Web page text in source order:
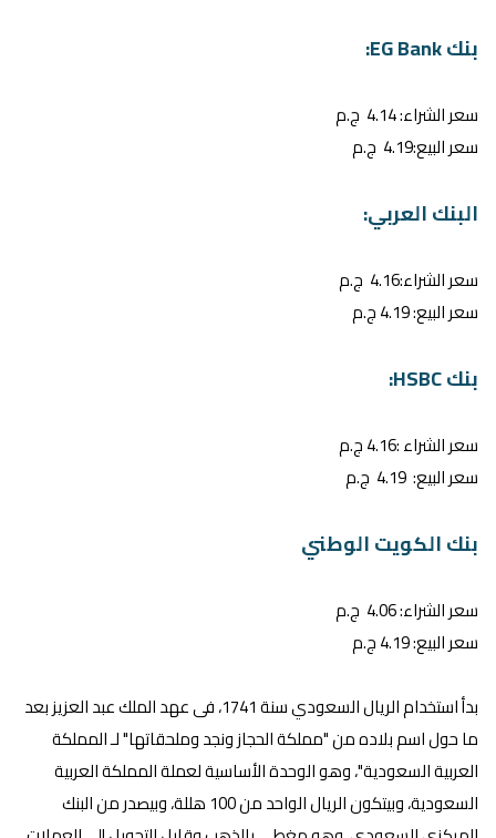
بنك EG Bank:
سعر الشراء: 4.14 ج.م
سعر البيع:4.19 ج.م
البنك العربي:
سعر الشراء:4.16 ج.م
سعر البيع: 4.19 ج.م
بنك HSBC:
سعر الشراء :4.16 ج.م
سعر البيع: 4.19 ج.م
بنك الكويت الوطني
سعر الشراء: 4.06 ج.م
سعر البيع: 4.19 ج.م
بدأ استخدام الريال السعودي سنة 1741، فى عهد الملك عبد العزيز بعد
ما حول اسم بلاده من "مملكة الحجاز ونجد وملحقاتها" لـ المملكة
العربية السعودية"، وهو الوحدة الأساسية لعملة المملكة العربية
السعودية، وبيتكون الريال الواحد من 100 هللة، وبيصدر من البنك